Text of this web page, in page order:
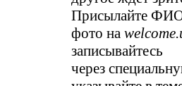
Присылайте
фото на
записывайтесь
через